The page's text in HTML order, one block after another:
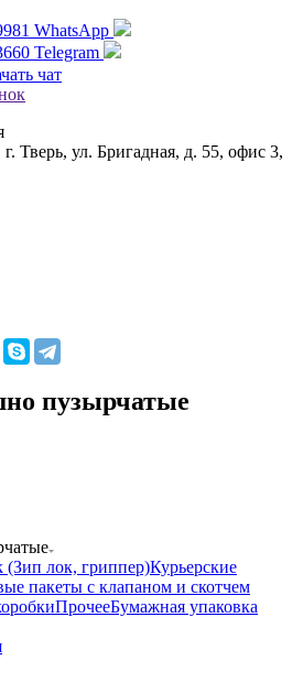
WhatsApp
Telegram
чат
Тверь, ул. Бригадная, д. 55, офис 3,
пузырчатые
(Зип лок, гриппер)Курьерские
пакеты с клапаном и скотчем
ПрочееБумажная упаковка